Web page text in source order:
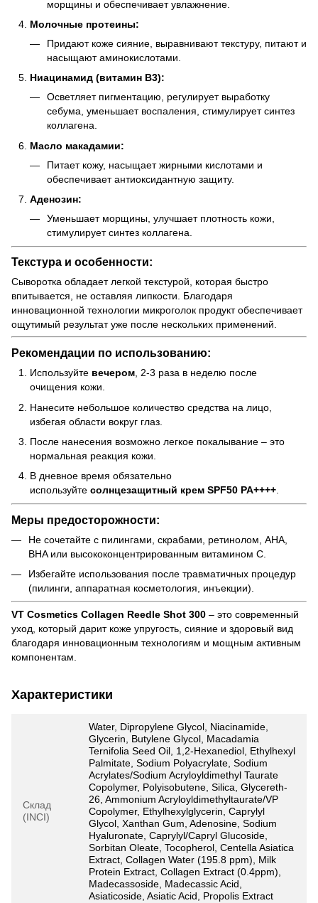
морщины и обеспечивает увлажнение.
Молочные протеины:
Придают коже сияние, выравнивают текстуру, питают и
насыщают аминокислотами.
Ниацинамид (витамин B3):
Осветляет пигментацию, регулирует выработку
себума, уменьшает воспаления, стимулирует синтез
коллагена.
Масло макадамии:
Питает кожу, насыщает жирными кислотами и
обеспечивает антиоксидантную защиту.
Аденозин:
Уменьшает морщины, улучшает плотность кожи,
стимулирует синтез коллагена.
Текстура и особенности:
Сыворотка обладает легкой текстурой, которая быстро
впитывается, не оставляя липкости. Благодаря
инновационной технологии микроголок продукт обеспечивает
ощутимый результат уже после нескольких применений.
Рекомендации по использованию:
Используйте вечером, 2-3 раза в неделю после
очищения кожи.
Нанесите небольшое количество средства на лицо,
избегая области вокруг глаз.
После нанесения возможно легкое покалывание – это
нормальная реакция кожи.
В дневное время обязательно
используйте солнцезащитный крем SPF50 PA++++.
Меры предосторожности:
Не сочетайте с пилингами, скрабами, ретинолом, AHA,
BHA или высококонцентрированным витамином C.
Избегайте использования после травматичных процедур
(пилинги, аппаратная косметология, инъекции).
VT Cosmetics Collagen Reedle Shot 300 – это современный
уход, который дарит коже упругость, сияние и здоровый вид
благодаря инновационным технологиям и мощным активным
компонентам.
Характеристики
Склад
(INCI)
Water, Dipropylene Glycol, Niacinamide,
Glycerin, Butylene Glycol, Macadamia
Ternifolia Seed Oil, 1,2-Hexanediol, Ethylhexyl
Palmitate, Sodium Polyacrylate, Sodium
Acrylates/Sodium Acryloyldimethyl Taurate
Copolymer, Polyisobutene, Silica, Glycereth-
26, Ammonium Acryloyldimethyltaurate/VP
Copolymer, Ethylhexylglycerin, Caprylyl
Glycol, Xanthan Gum, Adenosine, Sodium
Hyaluronate, Caprylyl/Capryl Glucoside,
Sorbitan Oleate, Tocopherol, Centella Asiatica
Extract, Collagen Water (195.8 ppm), Milk
Protein Extract, Collagen Extract (0.4ppm),
Madecassoside, Madecassic Acid,
Asiaticoside, Asiatic Acid, Propolis Extract